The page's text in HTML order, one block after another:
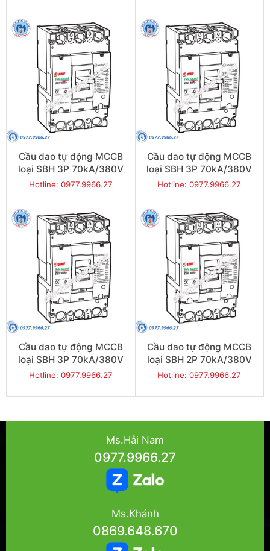
Cầu dao tự động MCCB
loại SBH 3P 70kA/380V
350A - Model
Hotline: 0977.9966.27
Cầu dao tự động MCCB
loại SBH 3P 70kA/380V
300A - Model
Hotline: 0977.9966.27
Cầu dao tự động MCCB
loại SBH 3P 70kA/380V
250A - Model
Hotline: 0977.9966.27
Cầu dao tự động MCCB
loại SBH 2P 70kA/380V
400A - Model
Hotline: 0977.9966.27
Ms.Hải Nam
0977.9966.27
Ms.Khánh
0869.648.670